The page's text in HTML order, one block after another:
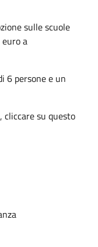
sulle scuole
a
6 persone e un
su questo